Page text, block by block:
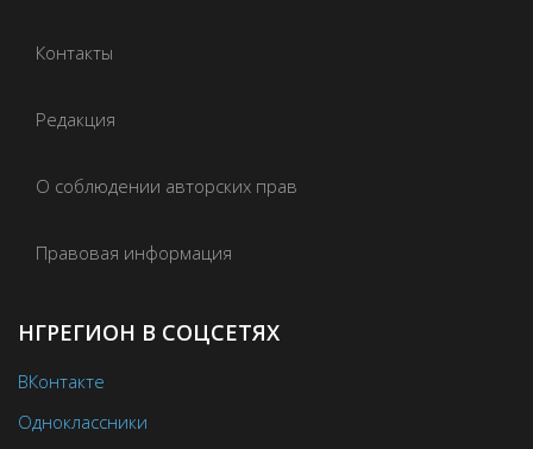
Контакты
Редакция
О соблюдении авторских прав
Правовая информация
НГРЕГИОН В СОЦСЕТЯХ
ВКонтакте
Одноклассники